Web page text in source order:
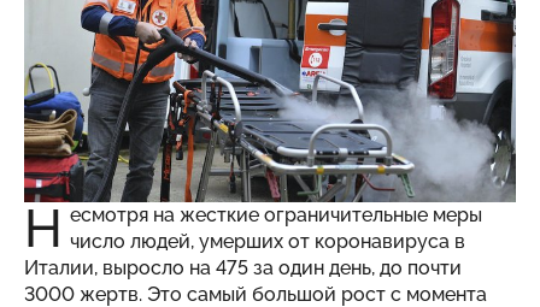
Н есмотря на жесткие ограничительные меры
число людей, умерших от коронавируса в
Италии, выросло на 475 за один день, до почти
3000 жертв. Это самый большой рост с момента